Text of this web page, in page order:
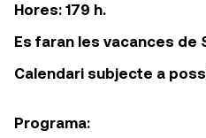
Hores: 179 h.
Es faran les vacances de
Calendari subjecte a
Programa: